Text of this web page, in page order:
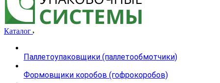
Каталог
Паллетоупаковщики (паллетообмотчики)
Формовщики коробов (гофрокоробов)